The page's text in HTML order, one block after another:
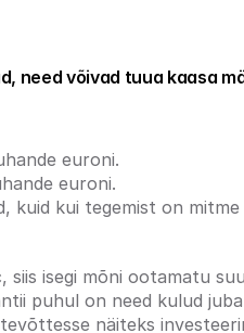
need võivad tuua kaasa
euroni.
euroni.
kuid kui tegemist on
isegi mõni ootamatu
puhul on need kulud
näiteks